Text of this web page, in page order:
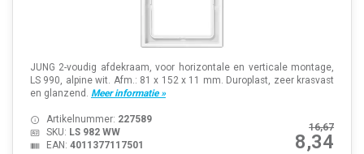
JUNG 2-voudig afdekraam, voor horizontale en verticale montage,
LS 990, alpine wit. Afm.: 81 x 152 x 11 mm. Duroplast, zeer krasvast
en glanzend. Meer informatie »
16,67
8,34
Artikelnummer: 227589
SKU: LS 982 WW
EAN: 4011377117501